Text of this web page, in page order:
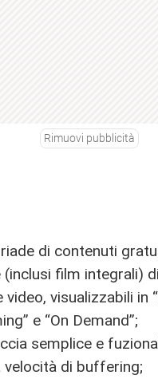
Rimuovi pubblicità
di contenuti
(inclusi film integrali)
video, visualizzabili in
e “On Demand”;
semplice e
velocità di buffering;